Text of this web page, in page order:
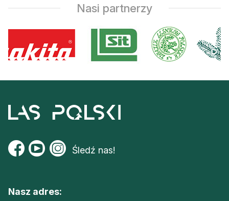
Nasi partnerzy
Śledź nas!
Nasz adres: